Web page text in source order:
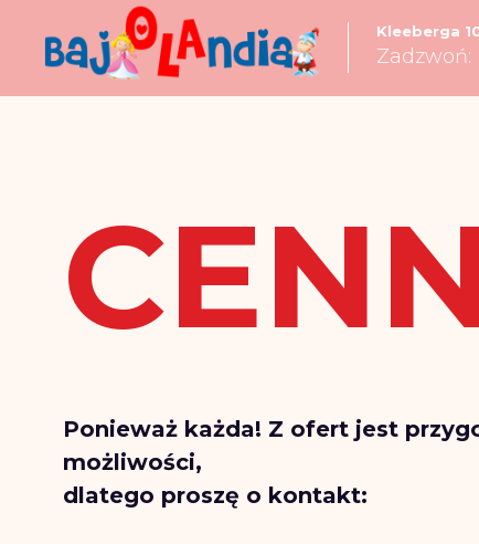
Kleeberga
Zadzwoń:
Ponieważ każda! Z ofert jest
możliwości,
dlatego proszę o kontakt: